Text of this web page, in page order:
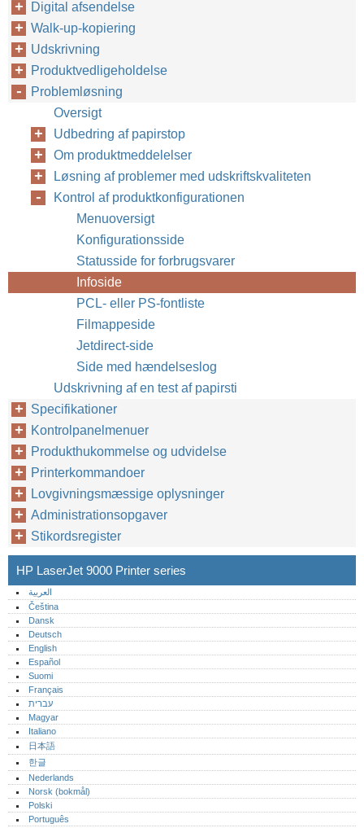
Kontrol af produktkonfigurationen
Digital afsendelse
Walk-up-kopiering
Udskrivning
Produktvedligeholdelse
Problemløsning
Oversigt
Udbedring af papirstop
Om produktmeddelelser
Løsning af problemer med udskriftskvaliteten
Kontrol af produktkonfigurationen
Menuoversigt
Konfigurationsside
Statusside for forbrugsvarer
Infoside
PCL- eller PS-fontliste
Filmappeside
Jetdirect-side
Side med hændelseslog
Udskrivning af en test af papirsti
Specifikationer
Kontrolpanelmenuer
Produkthukommelse og udvidelse
Printerkommandoer
Lovgivningsmæssige oplysninger
Administrationsopgaver
Stikordsregister
HP LaserJet 9000 Printer series
العربية
Čeština
Dansk
Deutsch
English
Español
Suomi
Français
עברית
Magyar
Italiano
日本語
한글
Nederlands
Norsk (bokmål)‎
Polski
Português‎